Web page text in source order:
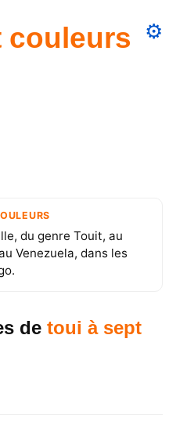
couleurs ⚙️
du genre Touit, au
Venezuela, dans les
de toui à sept